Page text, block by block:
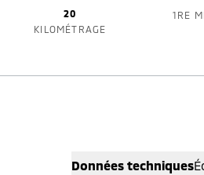
20
KILOMÉTRAGE
1RE
Données techniques